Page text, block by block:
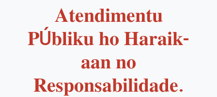
𝐀𝐭𝐞𝐧𝐝𝐢𝐦𝐞𝐧𝐭𝐮
𝐏Ú𝐛𝐥𝐢𝐤𝐮 𝐡𝐨 𝐇𝐚𝐫𝐚𝐢𝐤-
𝐚𝐚𝐧 𝐧𝐨
𝐑𝐞𝐬𝐩𝐨𝐧𝐬𝐚𝐛𝐢𝐥𝐢𝐝𝐚𝐝𝐞.